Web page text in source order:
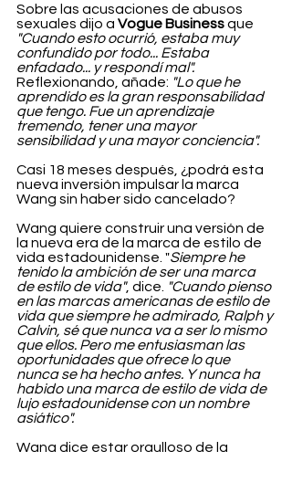
Sobre las acusaciones de abusos
sexuales dijo a Vogue Business que
"Cuando esto ocurrió, estaba muy
confundido por todo... Estaba
enfadado... y respondí mal".
Reflexionando, añade: "Lo que he
aprendido es la gran responsabilidad
que tengo. Fue un aprendizaje
tremendo, tener una mayor
sensibilidad y una mayor conciencia".
Casi 18 meses después, ¿podrá esta
nueva inversión impulsar la marca
Wang sin haber sido cancelado?
Wang quiere construir una versión de
la nueva era de la marca de estilo de
vida estadounidense. "Siempre he
tenido la ambición de ser una marca
de estilo de vida", dice.
"Cuando pienso
en las marcas americanas de estilo de
vida que siempre he admirado, Ralph y
Calvin, sé que nunca va a ser lo mismo
que ellos. Pero me entusiasman las
oportunidades que ofrece lo que
nunca se ha hecho antes. Y nunca ha
habido una marca de estilo de vida de
lujo estadounidense con un nombre
asiático".
Wang dice estar orgulloso de la